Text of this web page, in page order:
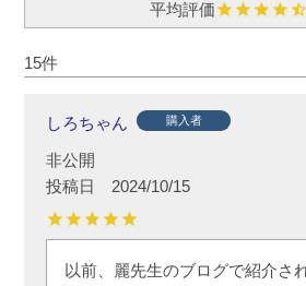
15
しろちゃん 購入者
非公開
投稿日
2024/10/15
以前、麗先生のブログで紹介さ